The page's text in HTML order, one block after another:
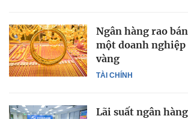
TÀI CHÍNH
Ngân hàng rao
một doanh
vàng
Lãi suất ngân